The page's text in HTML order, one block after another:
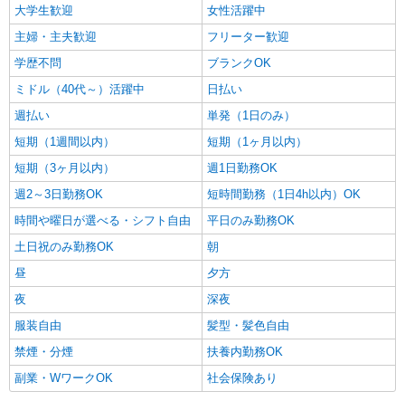
派遣社員
LAPI-Staff株式会社 本社/軽作業窓口
おもちゃ・玩具の袋詰め・検品など
時給1,400円以上＋交通費全額支給 ※夜勤は時
給1,800円以上（深夜手当含む） ◆月収例
246,400円 （日勤シフト10時〜19時 週5日勤務の
場合） 時給1,400円×8h×22日勤務
横浜市金沢区 ★上記以外にも神奈川県内（横
浜・川崎・相模原など）に多数派遣先有
キープ 詳細を見る
大学生歓迎
女性活躍中
主婦・主夫歓迎
フリーター歓迎
学歴不問
ブランクOK
ミドル（40代～）活躍中
日払い
週払い
単発（1日のみ）
短期（1週間以内）
短期（1ヶ月以内）
短期（3ヶ月以内）
週1日勤務OK
週2～3日勤務OK
短時間勤務（1日4h以内）OK
時間や曜日が選べる・シフト自由
平日のみ勤務OK
土日祝のみ勤務OK
朝
昼
夕方
夜
深夜
服装自由
髪型・髪色自由
禁煙・分煙
扶養内勤務OK
副業・WワークOK
社会保険あり